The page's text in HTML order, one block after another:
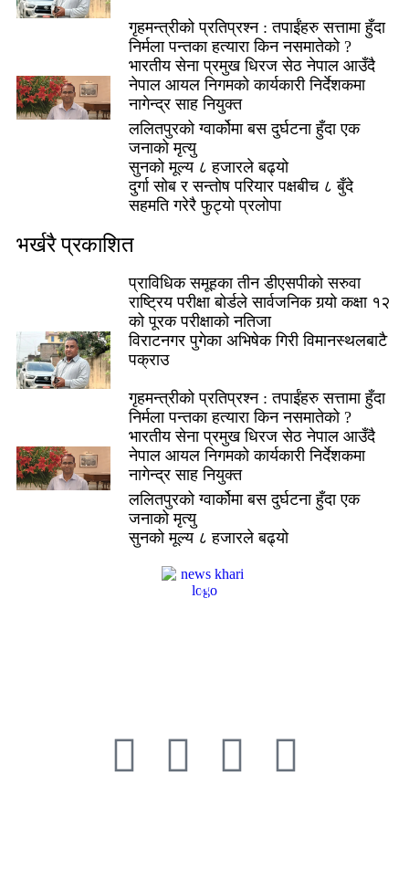
गृहमन्त्रीको प्रतिप्रश्न : तपाईंहरु सत्तामा हुँदा
निर्मला पन्तका हत्यारा किन नसमातेको ?
भारतीय सेना प्रमुख धिरज सेठ नेपाल आउँदै
नेपाल आयल निगमको कार्यकारी निर्देशकमा
नागेन्द्र साह नियुक्त
ललितपुरको ग्वार्कोमा बस दुर्घटना हुँदा एक
जनाको मृत्यु
सुनको मूल्य ८ हजारले बढ्यो
दुर्गा सोब र सन्तोष परियार पक्षबीच ८ बुँदे
सहमति गरेरै फुट्यो प्रलोपा
भर्खरै प्रकाशित
प्राविधिक समूहका तीन डीएसपीको सरुवा
राष्ट्रिय परीक्षा बोर्डले सार्वजनिक गर्‍यो कक्षा १२
को पूरक परीक्षाको नतिजा
विराटनगर पुगेका अभिषेक गिरी विमानस्थलबाटै
पक्राउ
गृहमन्त्रीको प्रतिप्रश्न : तपाईंहरु सत्तामा हुँदा
निर्मला पन्तका हत्यारा किन नसमातेको ?
भारतीय सेना प्रमुख धिरज सेठ नेपाल आउँदै
नेपाल आयल निगमको कार्यकारी निर्देशकमा
नागेन्द्र साह नियुक्त
ललितपुरको ग्वार्कोमा बस दुर्घटना हुँदा एक
जनाको मृत्यु
सुनको मूल्य ८ हजारले बढ्यो